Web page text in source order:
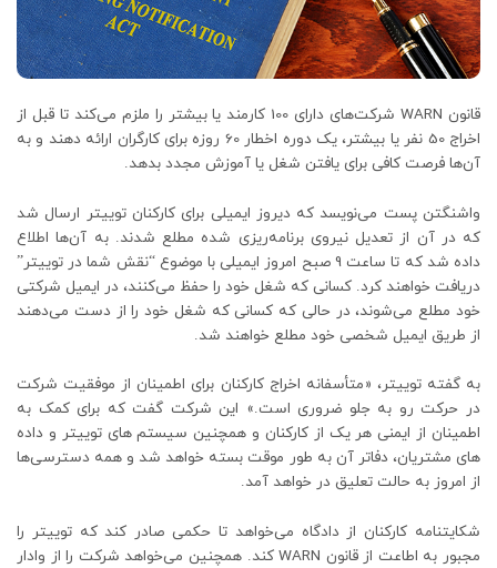
قانون WARN شرکت‌های دارای 100 کارمند یا بیشتر را ملزم می‌کند تا قبل از
اخراج 50 نفر یا بیشتر، یک دوره اخطار 60 روزه برای کارگران ارائه دهند و به
آن‌ها فرصت کافی برای یافتن شغل یا آموزش مجدد بدهد.
واشنگتن پست می‌نویسد که دیروز ایمیلی برای کارکنان توییتر ارسال شد
که در آن از تعدیل نیروی برنامه‌ریزی شده مطلع شدند. به آن‌ها اطلاع
داده شد که تا ساعت 9 صبح امروز ایمیلی با موضوع “نقش شما در توییتر”
دریافت خواهند کرد. کسانی که شغل خود را حفظ می‌کنند، در ایمیل شرکتی
خود مطلع می‌شوند، در حالی که کسانی که شغل خود را از دست می‌دهند
از طریق ایمیل شخصی خود مطلع خواهند شد.
به گفته توییتر، «متأسفانه اخراج کارکنان برای اطمینان از موفقیت شرکت
در حرکت رو به جلو ضروری است.» این شرکت گفت که برای کمک به
اطمینان از ایمنی هر یک از کارکنان و همچنین سیستم های توییتر و داده
های مشتریان، دفاتر آن به طور موقت بسته خواهد شد و همه دسترسی‌ها
از امروز به حالت تعلیق در خواهد آمد.
شکایتنامه کارکنان از دادگاه می‌خواهد تا حکمی صادر کند که توییتر را
مجبور به اطاعت از قانون WARN کند. همچنین می‌خواهد شرکت را از وادار